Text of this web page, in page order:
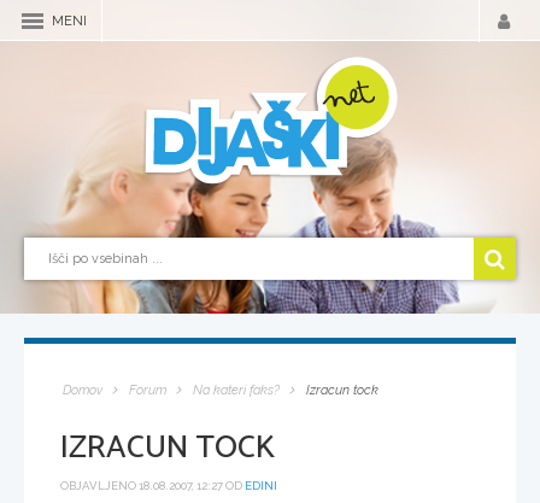
MENI
Domov Forum Na kateri faks? Izracun tock
IZRACUN TOCK
OBJAVLJENO 18.08.2007, 12:27 OD EDINI